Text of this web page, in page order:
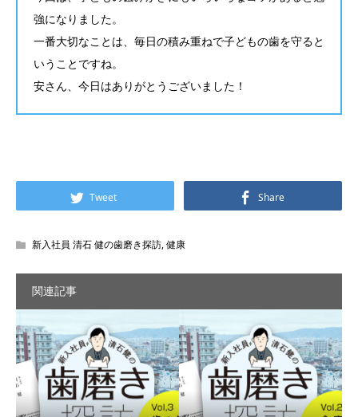
強になりました。
一番大切なことは、毎日の積み重ねで子どもの歯を守ると
いうことですね。
安さん、今日はありがとうございました！
Tweet Share
新入社員 清石 健の歯磨き探訪,健康
関連記事